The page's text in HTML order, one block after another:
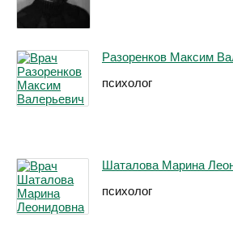
Разоренков Максим
психолог
Шаталова Марина
психолог